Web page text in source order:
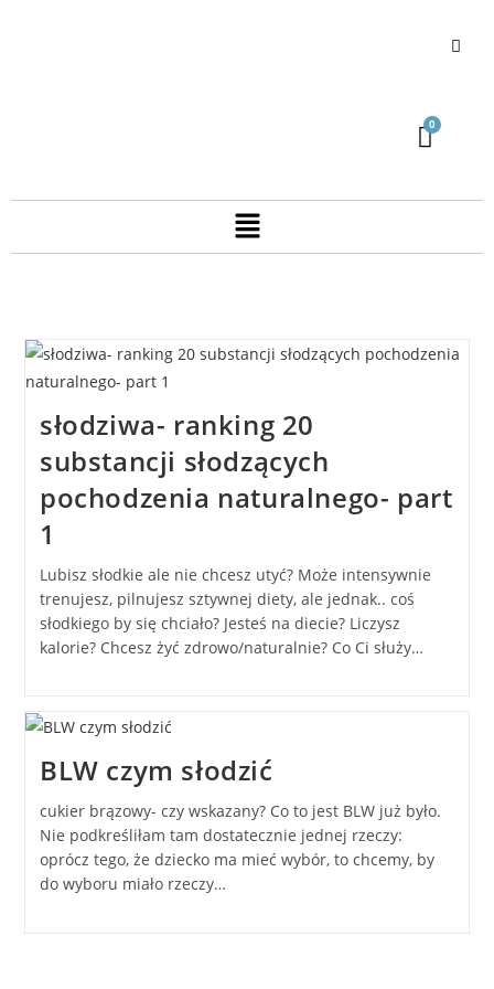
słodziwa- ranking 20
substancji słodzących
pochodzenia naturalnego- part
1
Lubisz słodkie ale nie chcesz utyć? Może intensywnie
trenujesz, pilnujesz sztywnej diety, ale jednak.. coś
słodkiego by się chciało? Jesteś na diecie? Liczysz
kalorie? Chcesz żyć zdrowo/naturalnie? Co Ci służy…
BLW czym słodzić
cukier brązowy- czy wskazany? Co to jest BLW już było.
Nie podkreśliłam tam dostatecznie jednej rzeczy:
oprócz tego, że dziecko ma mieć wybór, to chcemy, by
do wyboru miało rzeczy…